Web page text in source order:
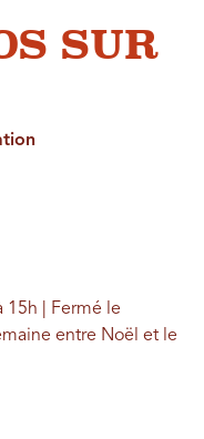
SUR
15h | Fermé le
entre Noël et le